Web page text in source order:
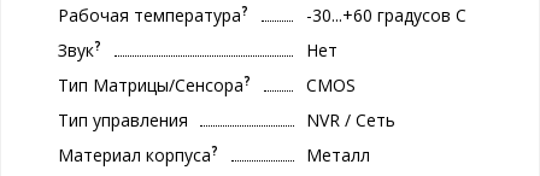
Рабочая температура?
-30...+60 градусов С
Звук?
Нет
Тип Матрицы/Сенсора?
CMOS
Тип управления
NVR / Сеть
Материал корпуса?
Металл